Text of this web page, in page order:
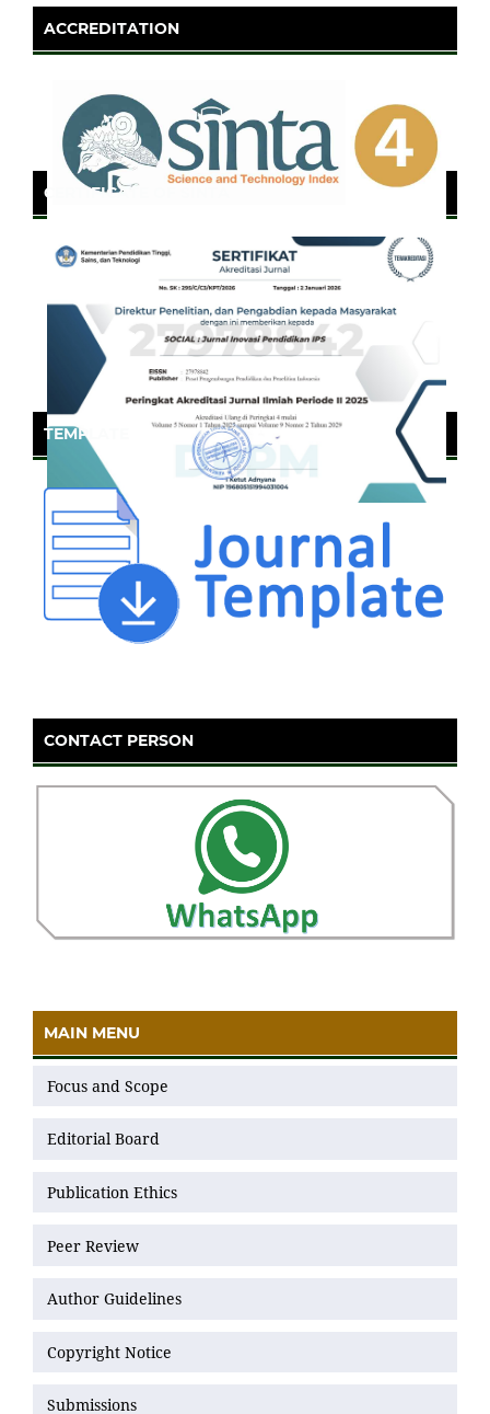
ACCREDITATION
CERTIFICATE OF SINTA
TEMPLATE
CONTACT PERSON
MAIN MENU
Focus and Scope
Editorial Board
Publication Ethics
Peer Review
Author Guidelines
Copyright Notice
Submissions